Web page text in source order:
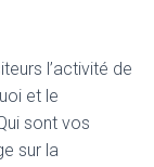
l’activité de
et le
sont vos
sur la